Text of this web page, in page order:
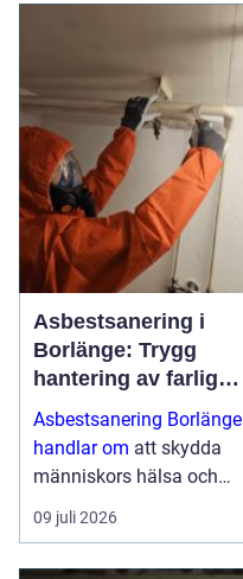
där solen kan steka hårt
ena dagen och vinden ta
i nästa, är rätt solskydd
avgörande för att
uteplatsen ska använd...
Asbestsanering i
Borlänge: Trygg
hantering av farliga
fibrer
Asbestsanering Borlänge
handlar om att skydda
människors hälsa och
skapa säkra miljöer i
bostäder, skolor,
09 juli 2026